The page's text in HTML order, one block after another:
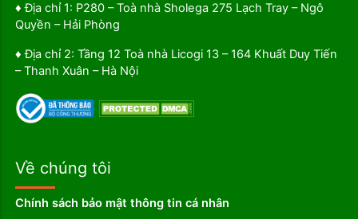
♦ Địa chỉ 1: P280 – Toà nhà Sholega 275 Lạch Tray – Ngô
Quyền – Hải Phòng
♦ Địa chỉ 2: Tầng 12 Toà nhà Licogi 13 – 164 Khuất Duy Tiến
– Thanh Xuân – Hà Nội
Về chúng tôi
Chính sách bảo mật thông tin cá nhân